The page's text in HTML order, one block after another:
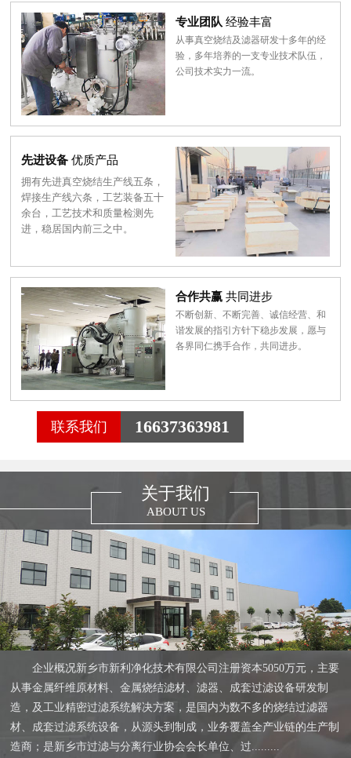
专业团队 经验丰富
从事真空烧结及滤器研发十多年的经
验，多年培养的一支专业技术队伍，
公司技术实力一流。
先进设备 优质产品
拥有先进真空烧结生产线五条，
焊接生产线六条，工艺装备五十
余台，工艺技术和质量检测先
进，稳居国内前三之中。
合作共赢 共同进步
不断创新、不断完善、诚信经营、和
谐发展的指引方针下稳步发展，愿与
各界同仁携手合作，共同进步。
联系我们 16637363981
关于我们
ABOUT US
企业概况新乡市新利净化技术有限公司注册资本5050万元，主要
从事金属纤维原材料、金属烧结滤材、滤器、成套过滤设备研发制
造，及工业精密过滤系统解决方案，是国内为数不多的烧结过滤器
材、成套过滤系统设备，从源头到制成，业务覆盖全产业链的生产制
造商；是新乡市过滤与分离行业协会会长单位、过.........